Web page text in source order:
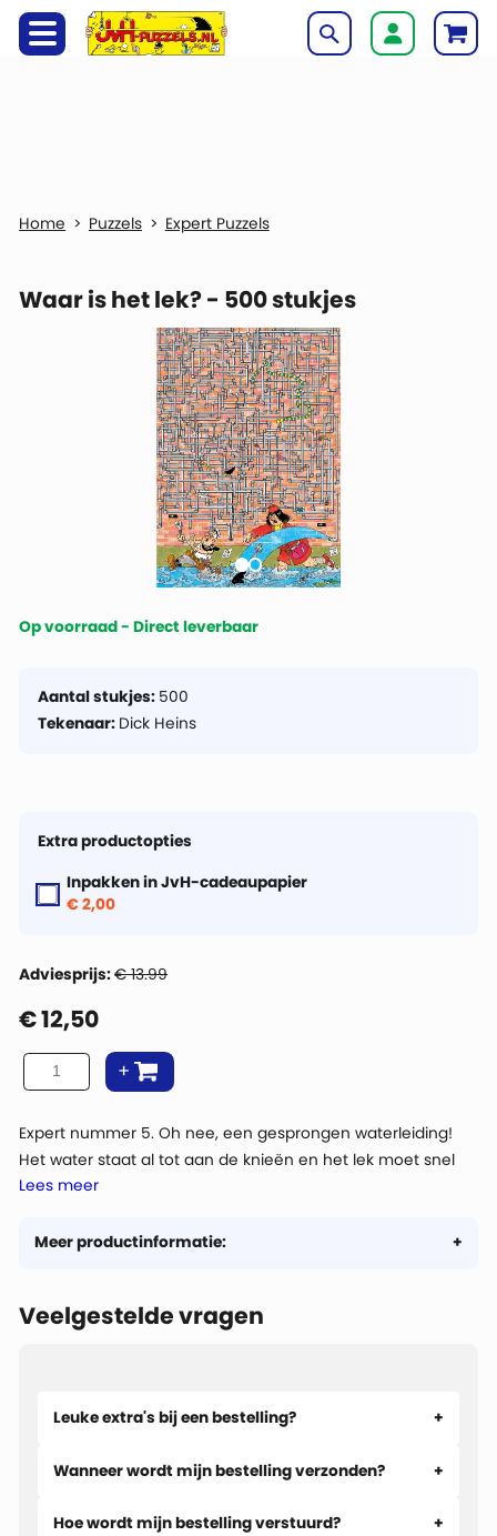
Puzzels Expert Puzzels
Meer productinformatie:
Waar is het lek? - 500 stukjes
Op voorraad - Direct leverbaar
Expert nummer 5. Oh nee, een gesprongen waterleiding!
Het water staat al tot aan de knieën en het lek moet snel
gerepareerd worden. Voor Schoonvader is dit echter een te
Lees meer
Aantal stukjes: 500
Tekenaar: Dick Heins
Extra productopties
Inpakken in JvH-cadeaupapier
€ 2,00
Adviesprijs:€ 13.99
€12,50
Veelgestelde vragen
Leuke extra's bij een bestelling?
Wanneer wordt mijn bestelling verzonden?
Hoe wordt mijn bestelling verstuurd?